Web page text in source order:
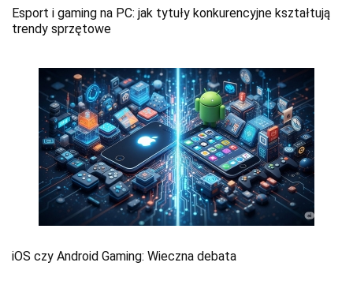
Esport i gaming na PC: jak tytuły konkurencyjne kształtują
trendy sprzętowe
iOS czy Android Gaming: Wieczna debata